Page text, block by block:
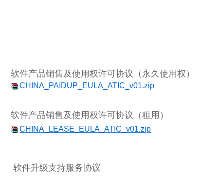
软件产品销售及使用权许可协议（永久使用权）
CHINA_PAIDUP_EULA_ATIC_v01.zip
软件产品销售及使用权许可协议（租用）
CHINA_LEASE_EULA_ATIC_v01.zip
软件升级支持服务协议